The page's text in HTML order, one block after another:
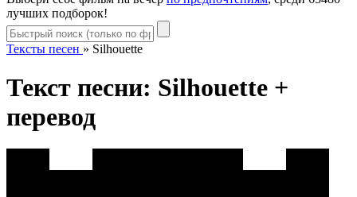
лучших подборок!
Тексты песен » Silhouette
Текст песни: Silhouette +
перевод